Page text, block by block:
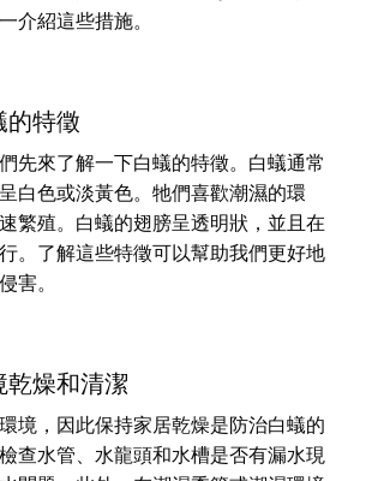
介紹這些措施。
的特徵
先來了解一下白蟻的特徵。白蟻通常
白色或淡黃色。牠們喜歡潮濕的環
繁殖。白蟻的翅膀呈透明狀，並且在
。了解這些特徵可以幫助我們更好地
害。
乾燥和清潔
境，因此保持家居乾燥是防治白蟻的
查水管、水龍頭和水槽是否有漏水現